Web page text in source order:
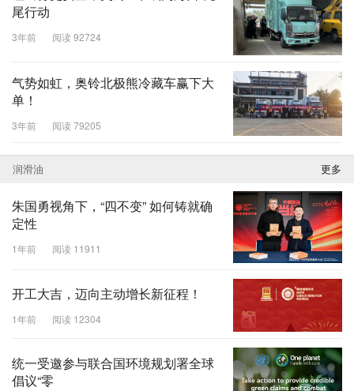
尾行动
3年前 阅读 92724
气势如虹，奥铃北极熊冷藏车赢下大
单！
3年前 阅读 79205
润滑油 更多
朱国勇视角下，“四不变” 如何铸就确
定性
1年前 阅读 11911
开工大吉，迈向主动增长新征程！
1年前 阅读 12304
统一受邀参与联合国环境规划署全球
倡议“零